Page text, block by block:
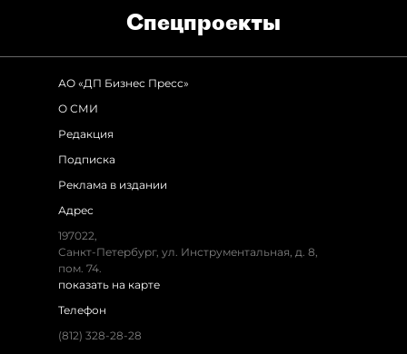
Спец­проекты
АО «ДП Бизнес Пресс»
О СМИ
Редакция
Подписка
Реклама в издании
Адрес
197022,
Санкт-Петербург, ул. Инструментальная, д. 8,
пом. 74.
показать на карте
Телефон
(812) 328-28-28